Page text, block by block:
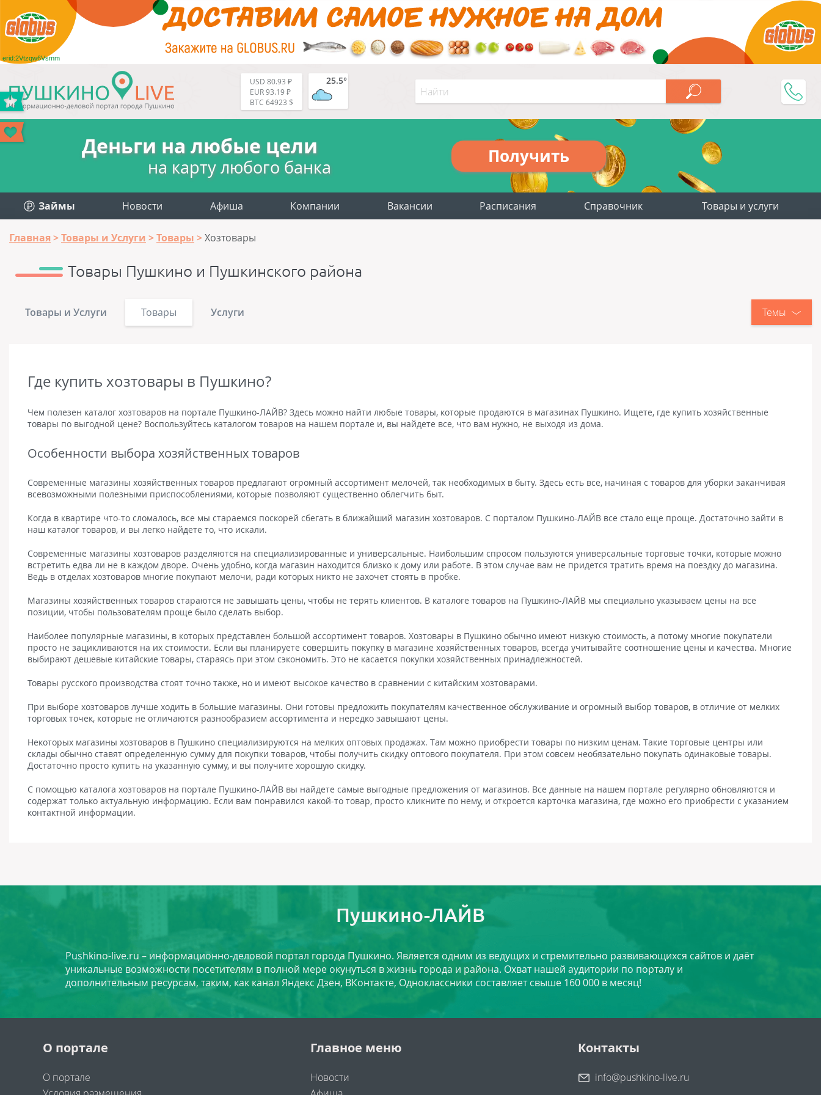
erid:2Vtzqw6Vsmm
USD 80.93 ₽
EUR 93.19 ₽
BTC 64923 $
25.5°
Деньги на любые цели
на карту любого банка
Получить
Займы Новости Афиша Компании Вакансии Расписания Справочник Товары и услуги
Главная Товары и Услуги Товары Хозтовары
Товары Пушкино и Пушкинского района
Товары и Услуги Товары Услуги Темы
Где купить хозтовары в Пушкино?
Чем полезен каталог хозтоваров на портале Пушкино-ЛАЙВ? Здесь можно найти любые товары, которые продаются в магазинах Пушкино. Ищете, где купить хозяйственные
товары по выгодной цене? Воспользуйтесь каталогом товаров на нашем портале и, вы найдете все, что вам нужно, не выходя из дома.
Особенности выбора хозяйственных товаров
Современные магазины хозяйственных товаров предлагают огромный ассортимент мелочей, так необходимых в быту. Здесь есть все, начиная с товаров для уборки заканчивая
всевозможными полезными приспособлениями, которые позволяют существенно облегчить быт.
Когда в квартире что-то сломалось, все мы стараемся поскорей сбегать в ближайший магазин хозтоваров. С порталом Пушкино-ЛАЙВ все стало еще проще. Достаточно зайти в
наш каталог товаров, и вы легко найдете то, что искали.
Современные магазины хозтоваров разделяются на специализированные и универсальные. Наибольшим спросом пользуются универсальные торговые точки, которые можно
встретить едва ли не в каждом дворе. Очень удобно, когда магазин находится близко к дому или работе. В этом случае вам не придется тратить время на поездку до магазина.
Ведь в отделах хозтоваров многие покупают мелочи, ради которых никто не захочет стоять в пробке.
Магазины хозяйственных товаров стараются не завышать цены, чтобы не терять клиентов. В каталоге товаров на Пушкино-ЛАЙВ мы специально указываем цены на все
позиции, чтобы пользователям проще было сделать выбор.
Наиболее популярные магазины, в которых представлен большой ассортимент товаров. Хозтовары в Пушкино обычно имеют низкую стоимость, а потому многие покупатели
просто не зацикливаются на их стоимости. Если вы планируете совершить покупку в магазине хозяйственных товаров, всегда учитывайте соотношение цены и качества. Многие
выбирают дешевые китайские товары, стараясь при этом сэкономить. Это не касается покупки хозяйственных принадлежностей.
Товары русского производства стоят точно также, но и имеют высокое качество в сравнении с китайским хозтоварами.
При выборе хозтоваров лучше ходить в большие магазины. Они готовы предложить покупателям качественное обслуживание и огромный выбор товаров, в отличие от мелких
торговых точек, которые не отличаются разнообразием ассортимента и нередко завышают цены.
Некоторых магазины хозтоваров в Пушкино специализируются на мелких оптовых продажах. Там можно приобрести товары по низким ценам. Такие торговые центры или
склады обычно ставят определенную сумму для покупки товаров, чтобы получить скидку оптового покупателя. При этом совсем необязательно покупать одинаковые товары.
Достаточно просто купить на указанную сумму, и вы получите хорошую скидку.
С помощью каталога хозтоваров на портале Пушкино-ЛАЙВ вы найдете самые выгодные предложения от магазинов. Все данные на нашем портале регулярно обновляются и
содержат только актуальную информацию. Если вам понравился какой-то товар, просто кликните по нему, и откроется карточка магазина, где можно его приобрести с указанием
контактной информации.
Пушкино-ЛАЙВ
Pushkino-live.ru – информационно-деловой портал города Пушкино. Является одним из ведущих и стремительно развивающихся сайтов и даёт
уникальные возможности посетителям в полной мере окунуться в жизнь города и района. Охват нашей аудитории по порталу и
дополнительным ресурсам, таким, как канал Яндекс Дзен, ВКонтакте, Одноклассники составляет свыше 160 000 в месяц!
О портале
О портале
Главное меню
Новости
Контакты
info@pushkino-live.ru